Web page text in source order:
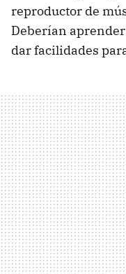
reproductor de
Deberían
dar facilidades